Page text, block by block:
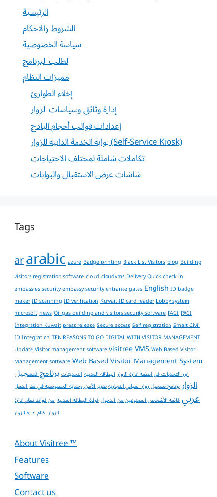
الرئيسية
الشروط والاحكام
سياسة الخصوصية
لطلب البرنامج
مميزات النظام
إخلاء الطوارئ
إدارة وثائق وسياسات الزوار
إعدادات قوالب أحجام البادج
بوابة الخدمة الذاتية للزوار (Self-Service Kiosk)
تكاملات شاملة لمختلف الاحتياجات
شاشات عرض الاستقبال والبوابات
Tags
ararabicazureBadge printing Black List Visitorsblog Building
visitors registration softwarecloudcloudvmsDelivery Quick check in
embassies securityembassy security entrance gatesEnglishID badge
makerID scanning ID verificationKuwait ID card readerLobby system
microsoftnewsOil gas building and visitors security softwarePACIPACI
Integration Kuwaitpress releaseSecure accessSelf registrationSmart Civil
ID IntegrationTEN REASONS TO GO DIGITAL WITH VISITOR MANAGEMENT
UpdateVisitor management softwarevisitreeVMSWeb Based Visitor
Management softwareWeb Based Visitor Management System
ابرز التحديات في انظمة ادارة الزوارالبطاقة المدنيةالتحديثاتبرنامج تسجيل
الزواربرنامج تسجيل زوار المباني التجاريةتعزيز الأمن وحماية الخصوصية في مقر العمل
عربيقائمة الأشخاص الممنوعين من الدخولقراءة البطاقة المدنيةمن فوائد نظام ادارة
الزوارنظام ادارة الزوار
About Visitree ™
Features
Software
Contact us